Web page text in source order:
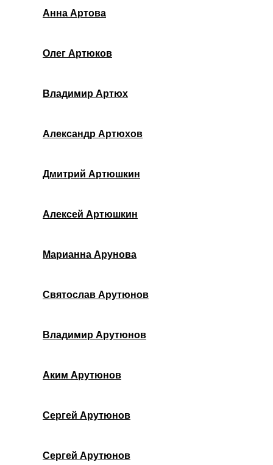
Анна Артова
Олег Артюков
Владимир Артюх
Александр Артюхов
Дмитрий Артюшкин
Алексей Артюшкин
Марианна Арунова
Святослав Арутюнов
Владимир Арутюнов
Аким Арутюнов
Сергей Арутюнов
Cергей Арутюнов